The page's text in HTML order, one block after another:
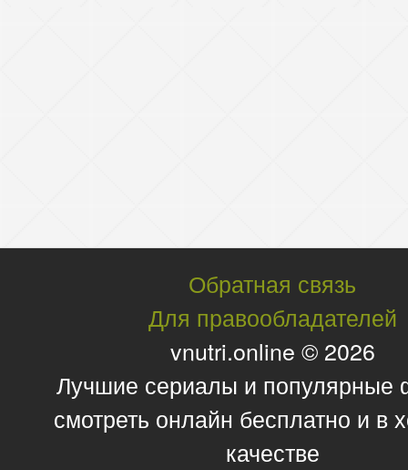
Обратная связь
Для правообладателей
vnutri.online © 2026
Лучшие сериалы и
смотреть онлайн бесплатно и в
качестве